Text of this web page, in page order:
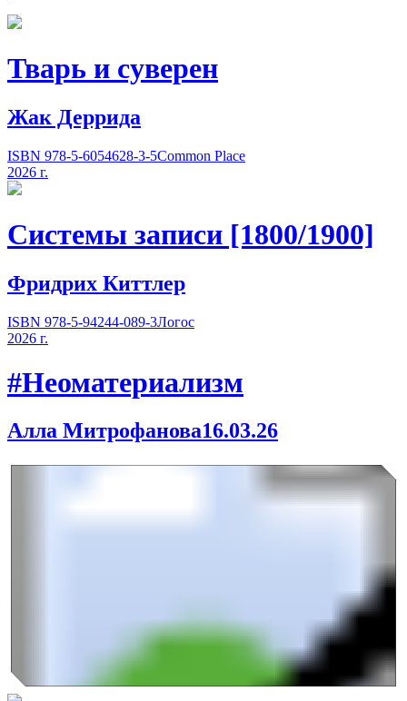
Тварь и суверен
Жак Деррида
ISBN 978-5-6054628-3-5Common Place
2026 г.
Системы записи [1800/1900]
Фридрих Киттлер
ISBN 978-5-94244-089-3Логос
2026 г.
#Неоматериализм
Алла Митрофанова16.03.26